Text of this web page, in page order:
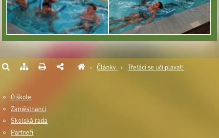
› Články › Třeťáci se učí plavat!
O škole
Zaměstnanci
Školská rada
Partneři